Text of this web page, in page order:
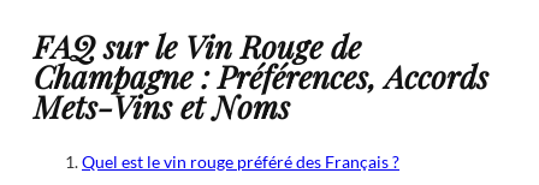
FAQ sur le Vin Rouge de
Champagne : Préférences, Accords
Mets-Vins et Noms
Quel est le vin rouge préféré des Français ?